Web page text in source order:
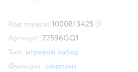
Код товара: 1000813425
Артикул: 77596GQ1
Тип: игровой набор
Функции: сюрприз